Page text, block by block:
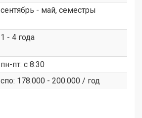
сентябрь - май, семестры
1 - 4 года
пн-пт: с 8:30
спо: 178.000 - 200.000 / год